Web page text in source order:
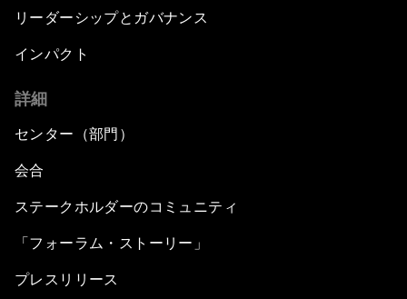
リーダーシップとガバナンス
インパクト
詳細
センター（部門）
会合
ステークホルダーのコミュニティ
「フォーラム・ストーリー」
プレスリリース